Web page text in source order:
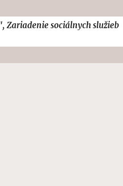
Zariadenie sociálnych služieb